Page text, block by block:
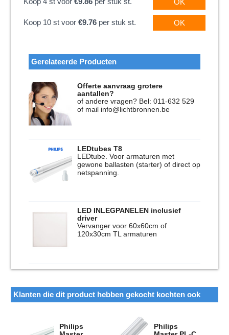
OK
Koop 10 st voor €9.76 per stuk st. OK
Gerelateerde Producten
Offerte aanvraag grotere
aantallen?
of andere vragen? Bel: 011-632 529
of mail info@lichtbronnen.be
LEDtubes T8
LEDtube. Voor armaturen met
gewone ballasten (starter) of direct op
netspanning.
LED INLEGPANELEN inclusief
driver
Vervanger voor 60x60cm of
120x30cm TL armaturen
Klanten die dit product hebben gekocht kochten ook
Philips
Philips